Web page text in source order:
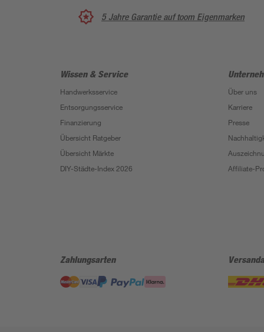
5 Jahre Garantie auf toom Eigenmarken
Wissen & Service
Handwerksservice
Entsorgungsservice
Finanzierung
Übersicht Ratgeber
Übersicht Märkte
DIY-Städte-Index 2026
Über uns
Karriere
Presse
Affiliate-
Zahlungsarten